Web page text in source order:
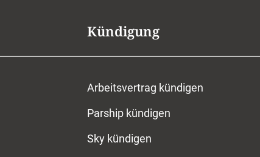
Kündigung
Arbeitsvertrag kündigen
Parship kündigen
Sky kündigen